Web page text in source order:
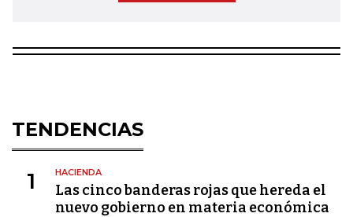
TENDENCIAS
1 HACIENDA
Las cinco banderas rojas que hereda el
nuevo gobierno en materia económica